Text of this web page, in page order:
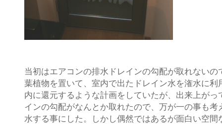
当初はエアコンの排水ドレインの勾配が取れないの
葉植物を置いて、室内で出たドレイン水を潅水に利
内に還元するような計画をしていたが、出来上がっ
インの勾配がなんとか取れたので、万が一の事も考
水する事にした。しかし偶然ではあるが面白い空間